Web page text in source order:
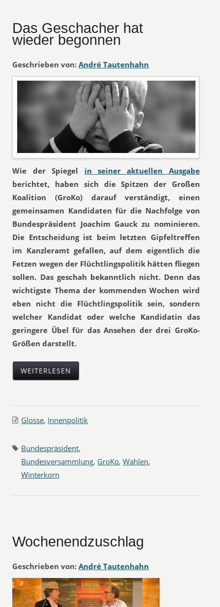
Das Geschacher hat
wieder begonnen
Geschrieben von: André Tautenhahn
Wie der Spiegel in seiner aktuellen Ausgabe
berichtet, haben sich die Spitzen der Großen
Koalition (GroKo) darauf verständigt, einen
gemeinsamen Kandidaten für die Nachfolge von
Bundespräsident Joachim Gauck zu nominieren.
Die Entscheidung ist beim letzten Gipfeltreffen
im Kanzleramt gefallen, auf dem eigentlich die
Fetzen wegen der Flüchtlingspolitik hätten fliegen
sollen. Das geschah bekanntlich nicht. Denn das
wichtigste Thema der kommenden Wochen wird
eben nicht die Flüchtlingspolitik sein, sondern
welcher Kandidat oder welche Kandidatin das
geringere Übel für das Ansehen der drei GroKo-
Größen darstellt.
WEITERLESEN
Glosse, Innenpolitik
Bundespräsident,
Bundesversammlung, GroKo,Wahlen,
Winterkorn
Wochenendzuschlag
Geschrieben von: André Tautenhahn